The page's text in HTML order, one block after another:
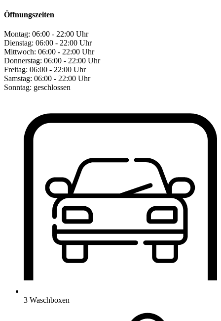
Öffnungszeiten
Montag: 06:00 - 22:00 Uhr
Dienstag: 06:00 - 22:00 Uhr
Mittwoch: 06:00 - 22:00 Uhr
Donnerstag: 06:00 - 22:00 Uhr
Freitag: 06:00 - 22:00 Uhr
Samstag: 06:00 - 22:00 Uhr
Sonntag: geschlossen
3 Waschboxen